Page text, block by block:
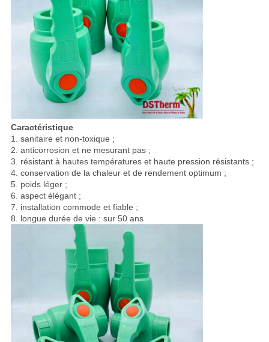
Caractéristique
1. sanitaire et non-toxique ;
2. anticorrosion et ne mesurant pas ;
3. résistant à hautes températures et haute pression résistants ;
4. conservation de la chaleur et de rendement optimum ;
5. poids léger ;
6. aspect élégant ;
7. installation commode et fiable ;
8. longue durée de vie : sur 50 ans